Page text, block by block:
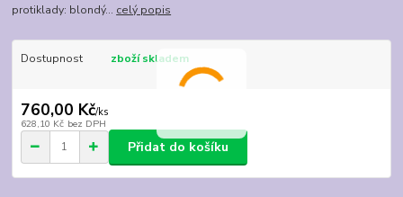
protiklady: blondý... celý popis
Dostupnost zboží skladem
760,00 Kč/ks
628,10 Kč bez DPH
Přidat do košíku